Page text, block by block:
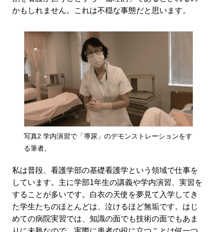
かもしれません。これは不穏な事態だと思います。
写真2 学内演習で「導尿」のデモンストレーションをす
る筆者。
私は普段、看護学部の基礎看護学という領域で仕事を
しています。主に学部1年生の講義や学内演習、実習を
することが多いです。白衣の天使を夢見て入学してき
た学生たちのほとんどは、泣けるほど無垢です。はじ
めての病院実習では、知識の面でも技術の面でもあま